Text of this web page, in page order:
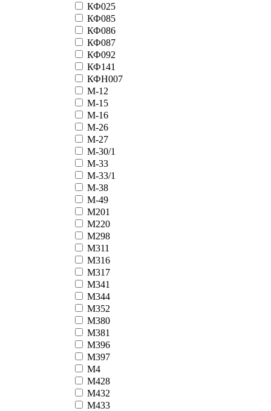
КФ025
КФ085
КФ086
КФ087
КФ092
КФ141
КФН007
М-12
М-15
М-16
М-26
М-27
М-30/1
М-33
М-33/1
М-38
М-49
М201
М220
М298
М311
М316
М317
М341
М344
М352
М380
М381
М396
М397
М4
М428
М432
М433